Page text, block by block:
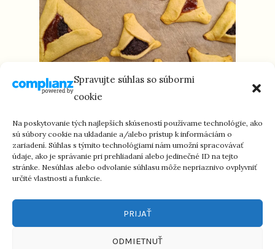
Spravujte súhlas so súbormi
cookie
Na poskytovanie tých najlepších skúseností používame technológie, ako
sú súbory cookie na ukladanie a/alebo prístup k informáciám o
zariadení. Súhlas s týmito technológiami nám umožní spracovávať
údaje, ako je správanie pri prehliadaní alebo jedinečné ID na tejto
stránke. Nesúhlas alebo odvolanie súhlasu môže nepriaznivo ovplyvniť
určité vlastnosti a funkcie.
PRIJAŤ
ODMIETNUŤ
HAMANOVE UŠI – HAMANTAŠEN (M/P)